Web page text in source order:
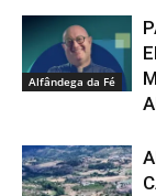
Alfândega da Fé